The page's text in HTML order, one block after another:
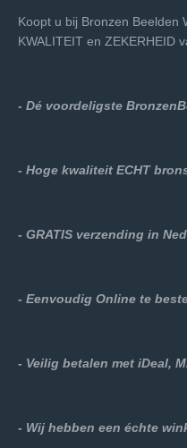
Koopt u bij Bronzen Beelden
KWALITEIT en ZEKERHEID
- Dé voordeligste
- Hoge kwaliteit ECHT
- GRATIS verzending in
- Eenvoudig Online te
- Veilig betalen met iDeal,
- Wij hebben een échte